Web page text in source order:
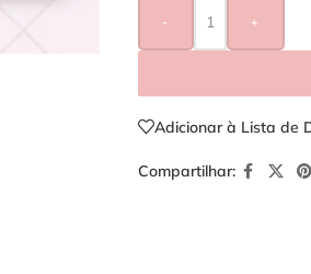
- +
Adicionar à Lista de
Compartilhar: